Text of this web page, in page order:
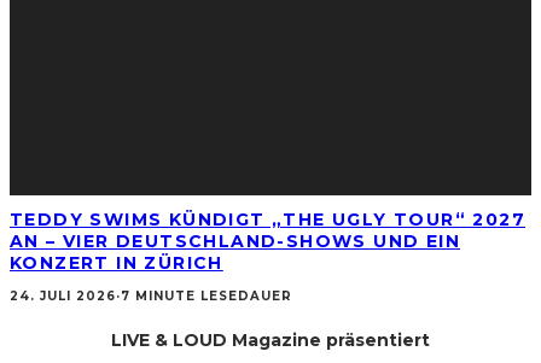
TEDDY SWIMS KÜNDIGT „THE UGLY TOUR“ 2027
AN – VIER DEUTSCHLAND-SHOWS UND EIN
KONZERT IN ZÜRICH
24. JULI 2026·7 MINUTE LESEDAUER
LIVE & LOUD Magazine präsentiert